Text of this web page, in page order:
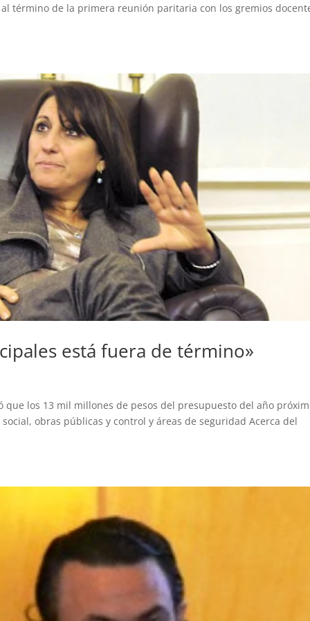
término de la primera reunión paritaria con los gremios
está fuera de término»
que los 13 mil millones de pesos del presupuesto del año
obras públicas y control y áreas de seguridad Acerca del